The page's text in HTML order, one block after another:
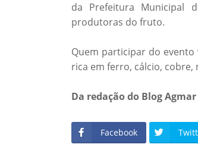
da Prefeitura Municipal
produtoras do fruto.
Quem participar do
rica em ferro, cálcio, cobre,
Da redação do Blog Agmar
Facebook